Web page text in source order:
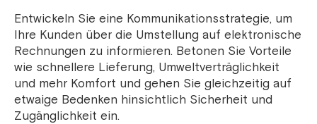
Entwickeln Sie eine Kommunikationsstrategie, um
Ihre Kunden über die Umstellung auf elektronische
Rechnungen zu informieren. Betonen Sie Vorteile
wie schnellere Lieferung, Umweltverträglichkeit
und mehr Komfort und gehen Sie gleichzeitig auf
etwaige Bedenken hinsichtlich Sicherheit und
Zugänglichkeit ein.